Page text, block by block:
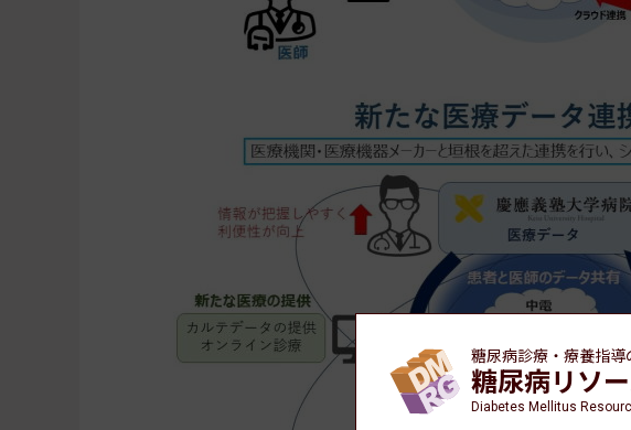
糖尿病診療・療養指導
糖尿病リソ
Diabetes Mellitus